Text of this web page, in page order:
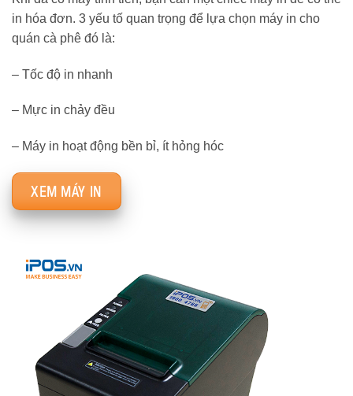
in hóa đơn. 3 yếu tố quan trọng để lựa chọn máy in cho
quán cà phê đó là:
– Tốc độ in nhanh
– Mực in chảy đều
– Máy in hoạt động bền bỉ, ít hỏng hóc
XEM MÁY IN